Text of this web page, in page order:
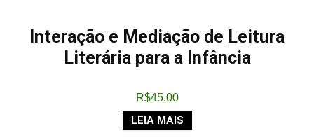
Interação e Mediação de Leitura
Literária para a Infância
R$45,00
LEIA MAIS